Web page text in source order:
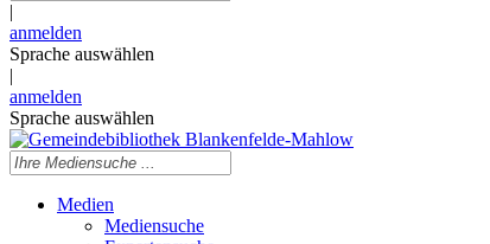
|
anmelden
Sprache auswählen
|
anmelden
Sprache auswählen
Medien
Mediensuche